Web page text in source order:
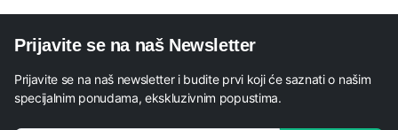
Prijavite se na naš Newsletter
Prijavite se na naš newsletter i budite prvi koji će saznati o našim
specijalnim ponudama, ekskluzivnim popustima.